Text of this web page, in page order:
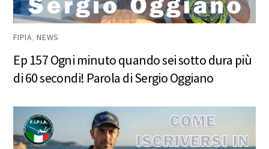
FIPIA,NEWS
Ep 157 Ogni minuto quando sei sotto dura più
di 60 secondi! Parola di Sergio Oggiano